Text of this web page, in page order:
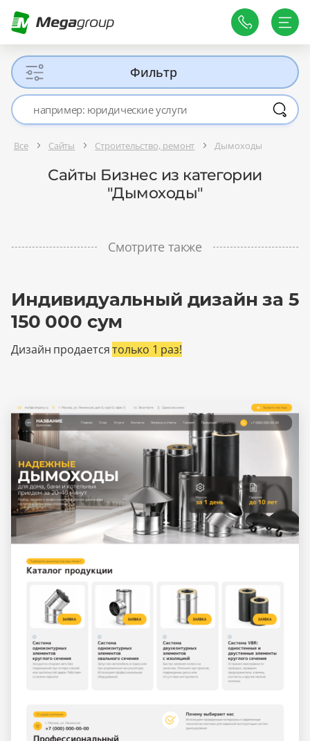
Фильтр
Все Сайты Строительство, ремонт Дымоходы
Сайты Бизнес из категории
"Дымоходы"
Смотрите также
Индивидуальный дизайн за 5
150 000 сум
Дизайн продаетсятолько 1 раз!